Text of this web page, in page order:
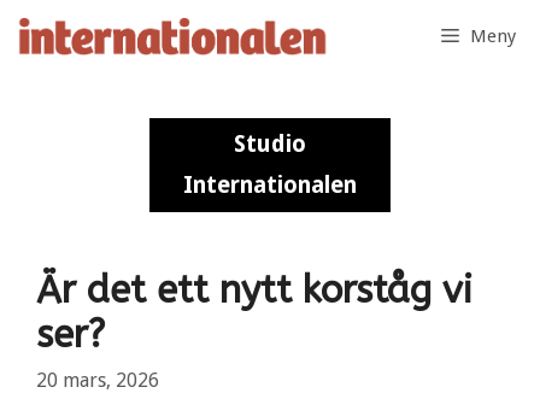
Hoppa
Meny
Studio
Internationalen
Studio
Internationalen
Är det ett nytt korståg vi
ser?
20 mars, 2026